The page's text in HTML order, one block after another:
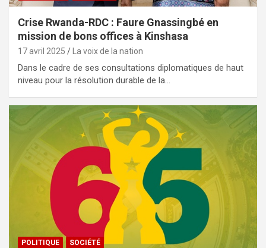
Crise Rwanda-RDC : Faure Gnassingbé en
mission de bons offices à Kinshasa
17 avril 2025 La voix de la nation
Dans le cadre de ses consultations diplomatiques de haut
niveau pour la résolution durable de la…
POLITIQUE SOCIÉTÉ